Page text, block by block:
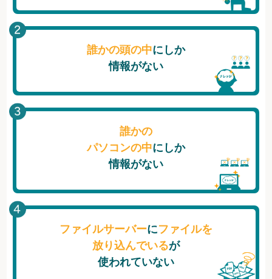
誰かの頭の中にしか
情報がない
誰かの
パソコンの中にしか
情報がない
ファイルサーバーにファイルを
放り込んでいるが
使われていない